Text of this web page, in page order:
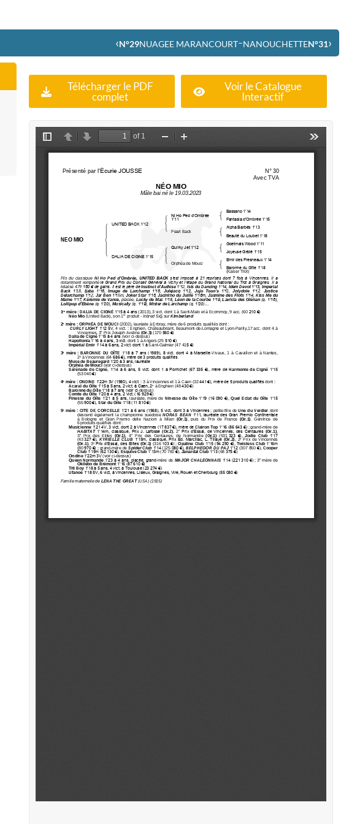
‹N°29NUAGEE MARANCOURT–NANOUCHETTEN°31›
Télécharger le PDF
complet
Voir le Catalogue
Interactif